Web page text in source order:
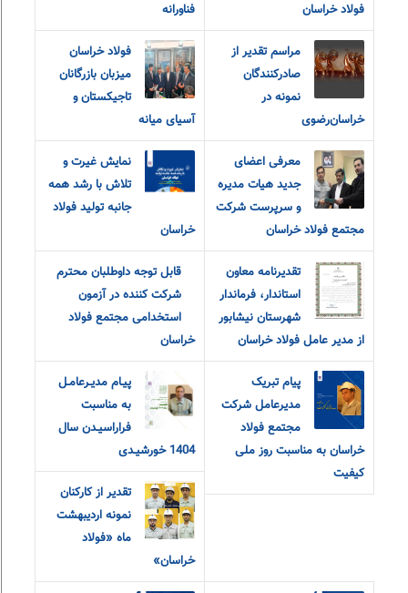
فولاد خراسان
فناورانه
مراسم تقدیر از
صادرکنندگان
نمونه در
خراسان‌رضوی
فولاد خراسان
میزبان بازرگانان
تاجیکستان و
آسیای میانه
معرفی اعضای
جدید هیات مدیره
و سرپرست شرکت
مجتمع فولاد خراسان
نمایش غیرت و
تلاش با رشد همه
جانبه تولید فولاد
خراسان
تقدیرنامه معاون
استاندار، فرماندار
شهرستان نیشابور
از مدیر عامل فولاد خراسان
قابل توجه داوطلبان محترم
شرکت کننده در آزمون
استخدامی مجتمع فولاد
خراسان
پیام تبریک
مدیرعامل شرکت
مجتمع فولاد
خراسان به مناسبت روز ملی
کیفیت
پیـام مدیـرعامـل
به مناسبت
فراراسیـدن سال
1404 خورشیـدی
تقدیر از کارکنان
نمونه اردیبهشت
ماه «فولاد
خراسان»